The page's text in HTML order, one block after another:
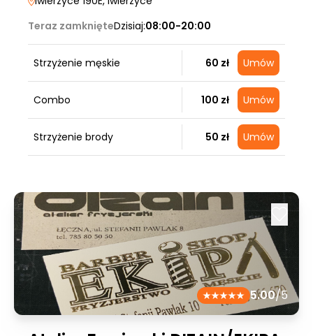
Teraz zamknięteDzisiaj:08:00-20:00
Strzyżenie męskie 60 zł Umów
Combo 100 zł Umów
Strzyżenie brody 50 zł Umów
5.00/5